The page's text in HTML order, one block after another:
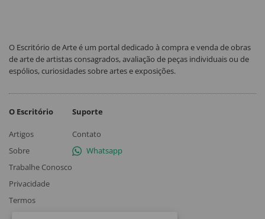
O Escritório de Arte é um portal dedicado à compra e venda de obras
de arte de artistas consagrados, avaliação de peças individuais ou de
espólios, curiosidades sobre artes e exposições.
O Escritório
Artigos
Sobre
Trabalhe Conosco
Privacidade
Termos
Suporte
Contato
Whatsapp